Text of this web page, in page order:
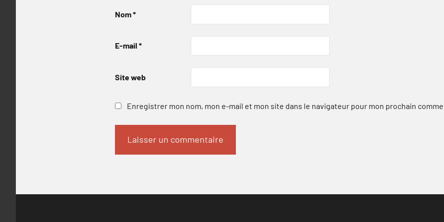
Nom*
E-mail *
Site web
Enregistrer mon nom, mon e-mail et mon site dans le navigateur pour mon prochain